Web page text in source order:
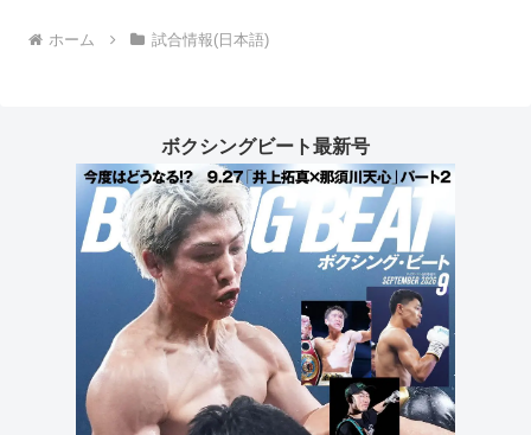
ホーム 試合情報(日本語)
ボクシングビート最新号